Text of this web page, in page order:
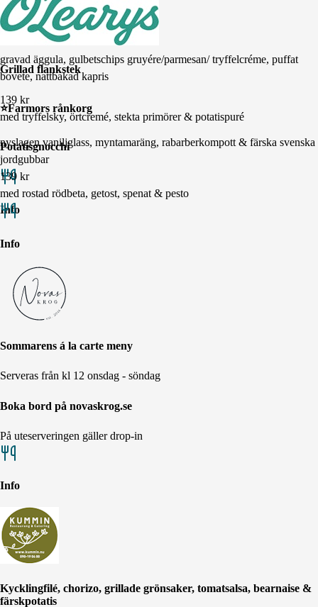
⭐️Råbiff på svensk ko
gravad äggula, gulbetschips gruyére/parmesan/ tryffelcréme, puffat
bovete, nattbakad kapris
⭐️Farmors rånkorg
nyslagen vaniljglass, myntamaräng, rabarberkompott & färska svenska
jordgubbar
Info
Grillad flankstek
139 kr
med tryffelsky, örtcremé, stekta primörer & potatispuré
Potatisgnocchi
139 kr
med rostad rödbeta, getost, spenat & pesto
Info
Sommarens á la carte meny
Serveras från kl 12 onsdag - söndag
Boka bord på novaskrog.se
På uteserveringen gäller drop-in
Info
Kycklingfilé, chorizo, grillade grönsaker, tomatsalsa, bearnaise &
färskpotatis